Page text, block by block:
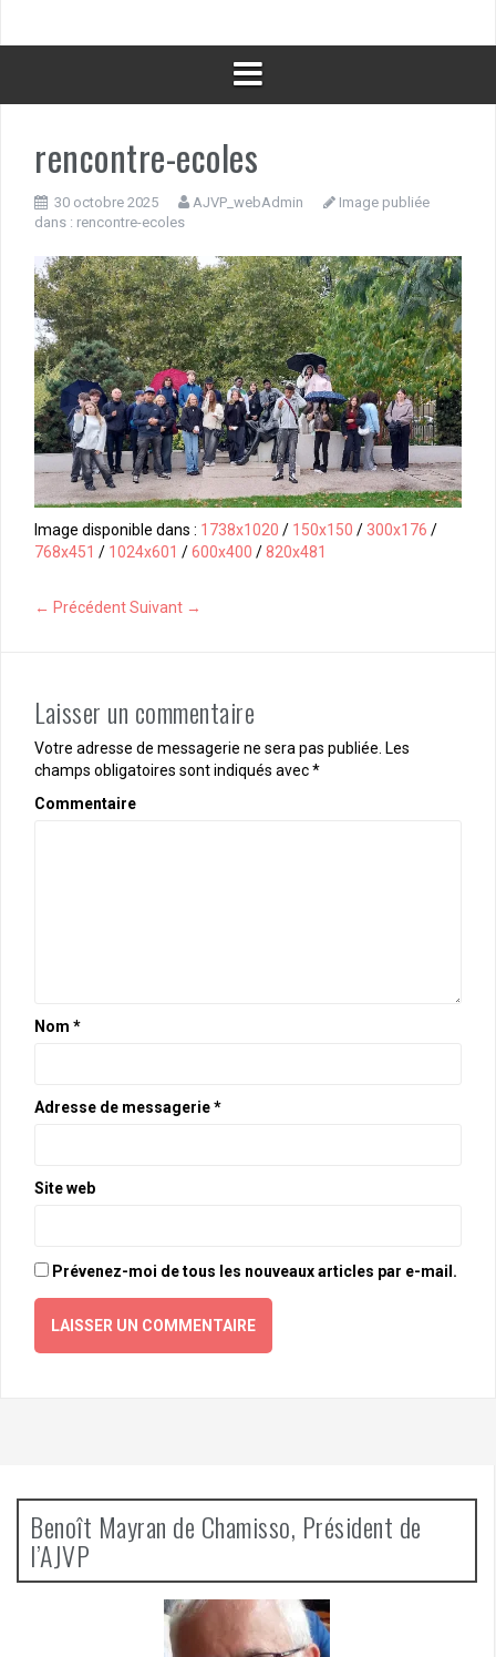
rencontre-ecoles
30 octobre 2025 AJVP_webAdmin
Image publiée
dans : rencontre-ecoles
Image disponible dans : 1738x1020 / 150x150 / 300x176 /
768x451 / 1024x601 /600x400 /820x481
← PrécédentSuivant →
Laisser un commentaire
Votre adresse de messagerie ne sera pas publiée. Les
champs obligatoires sont indiqués avec*
Commentaire
Nom *
Adresse de messagerie*
Site web
Prévenez-moi de tous les nouveaux articles par e-mail.
Benoît Mayran de Chamisso, Président de
l’AJVP